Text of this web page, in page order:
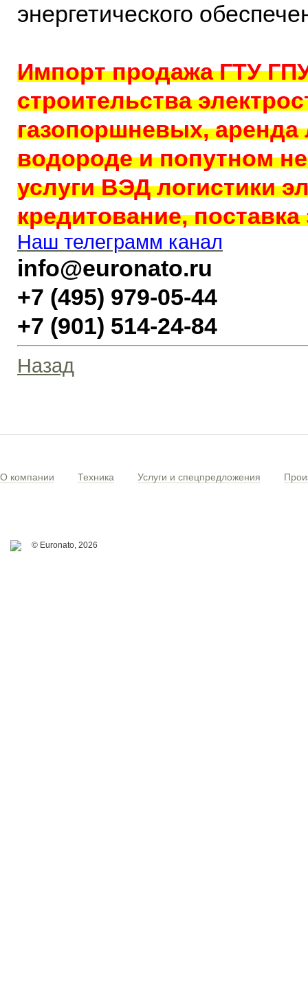
энергетического
Импорт продажа ГТУ
строительства
газопоршневых,
водороде и попутном
услуги ВЭД логистики
кредитование, поставка
Наш телеграмм канал
info@euronato.ru
+7 (495) 979-05-44
+7 (901) 514-24-84
Назад
О компании Техника Услуги и спецпредложения
© Euronato, 2026